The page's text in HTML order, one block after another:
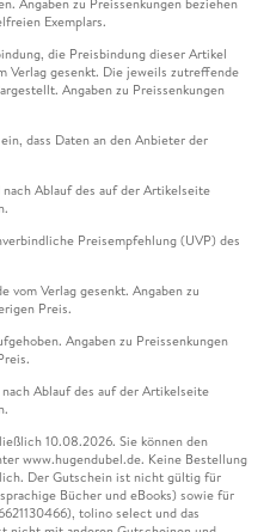
Exemplars.
die Preisbindung dieser Artikel
Verlag gesenkt. Die jeweils zutreffende
Angaben zu Preissenkungen
dass Daten an den Anbieter der
Ablauf des auf der Artikelseite
Preisempfehlung (UVP) des
vom Verlag gesenkt. Angaben zu
Preis.
Angaben zu Preissenkungen
Ablauf des auf der Artikelseite
10.08.2026. Sie können den
www.hugendubel.de. Keine Bestellung
Der Gutschein ist nicht gültig für
Bücher und eBooks) sowie für
tolino select und das